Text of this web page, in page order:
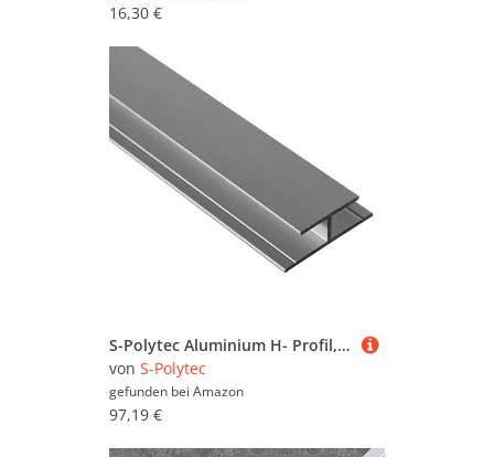
16,30 €
S-Polytec Aluminium H- Profil, Alu Verbindungsprofil, Übergangsprofil Aluprofil H für HPL Platten, Laminat, Vinyl, 6mm, eloxiert, verschiedene Längen und Größen (10, H- Profil 6mm (1 Meter)), Silber
von S-Polytec
gefunden bei Amazon
97,19 €